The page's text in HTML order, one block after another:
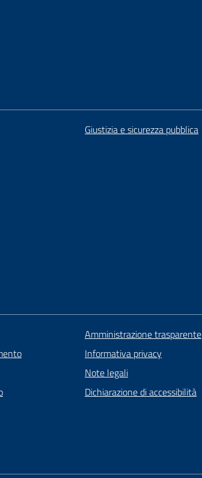
Giustizia e sicurezza pubblica
Amministrazione trasparente
Informativa privacy
Note legali
Dichiarazione di accessibilità